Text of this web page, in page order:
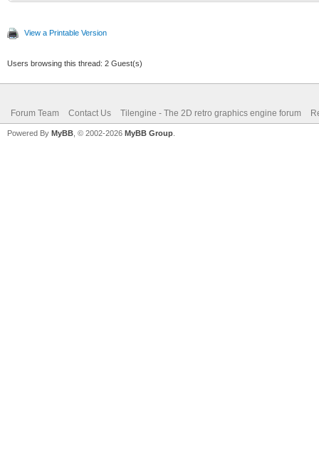
View a Printable Version
Users browsing this thread: 2 Guest(s)
Forum Team Contact Us Tilengine - The 2D retro graphics engine forum
Powered By MyBB , © 2002-2026 MyBB Group